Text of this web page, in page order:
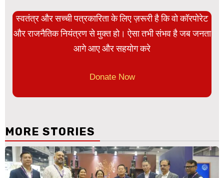
स्वतंत्र और सच्ची पत्रकारिता के लिए ज़रूरी है कि वो कॉरपोरेट
और राजनैतिक नियंत्रण से मुक्त हो। ऐसा तभी संभव है जब जनता
आगे आए और सहयोग करे
Donate Now
MORE STORIES